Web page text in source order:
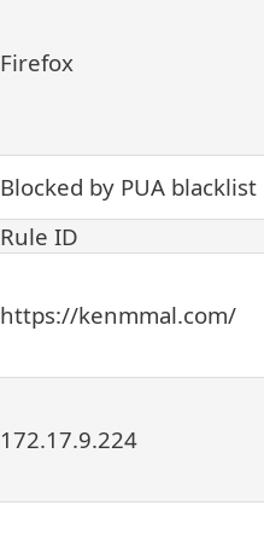
Firefox
Blocked by PUA blacklist
Rule ID
https://kenmmal.com/
172.17.9.224